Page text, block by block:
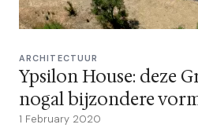
ARCHITECTUUR
Ypsilon House: deze
nogal bijzondere
1 February 2020